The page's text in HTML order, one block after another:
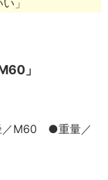
」
／M60 ●重量／